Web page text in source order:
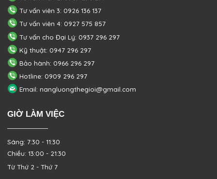
Tư vấn viên 3: 0926 136 137
Tư vấn viên 4: 0927 575 857
Tư vấn cho Đại Lý: 0937 296 297
Kỹ thuật: 0947 296 297
Bảo hành: 0966 296 297
Hotline: 0909 296 297
Email: nangluongthegioi@gmail.com
GIỜ LÀM VIỆC
Sáng: 7:30 - 11:30
Chiều: 13:00 - 21:30
Từ Thứ 2 - Thứ 7